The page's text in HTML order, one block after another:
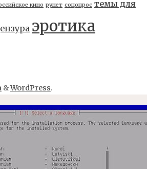
кино рунет соцопрос темы для
эротика
&WordPress.